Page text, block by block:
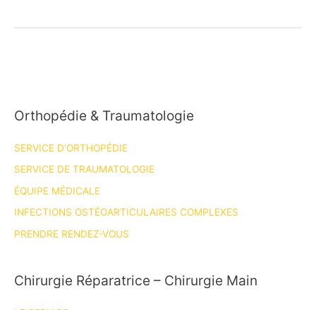
Nicolas
Orthopédie & Traumatologie
SERVICE D’ORTHOPÉDIE
SERVICE DE TRAUMATOLOGIE
ÉQUIPE MÉDICALE
INFECTIONS OSTÉOARTICULAIRES COMPLEXES
PRENDRE RENDEZ-VOUS
Chirurgie Réparatrice – Chirurgie Main